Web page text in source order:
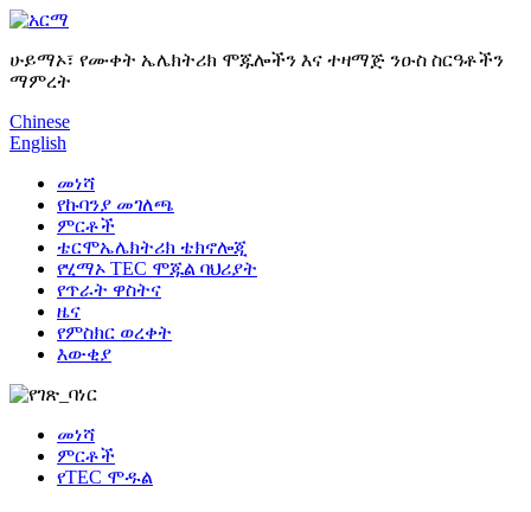
ሁይማኦ፣ የሙቀት ኤሌክትሪክ ሞጁሎችን እና ተዛማጅ ንዑስ ስርዓቶችን
ማምረት
Chinese
English
መነሻ
የኩባንያ መገለጫ
ምርቶች
ቴርሞኤሌክትሪክ ቴክኖሎጂ
የሂማኦ TEC ሞጁል ባህሪያት
የጥራት ዋስትና
ዜና
የምስክር ወረቀት
እውቂያ
መነሻ
ምርቶች
የTEC ሞዱል